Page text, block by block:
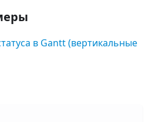
в Gantt (вертикальные